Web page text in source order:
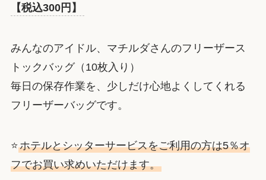
【税込300円】
みんなのアイドル、マチルダさんのフリーザース
トックバッグ（10枚入り）
毎日の保存作業を、少しだけ心地よくしてくれる
フリーザーバッグです。
⭐️ホテルとシッターサービスをご利用の方は5％オ
フでお買い求めいただけます。